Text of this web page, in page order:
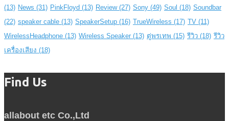
(13) News (31) PinkFloyd (13) Review(27) Sony (49) Soul (18) Soundbar
(22) speaker cable (13) SpeakerSetup (16) TrueWireless (17) TV (11)
WirelessHeadphone (13) Wireless Speaker (13) ตู่พรเทพ (15) รีวิว (18) รีวิว
เครื่องเสียง (18)
Find Us
allabout etc Co.,Ltd